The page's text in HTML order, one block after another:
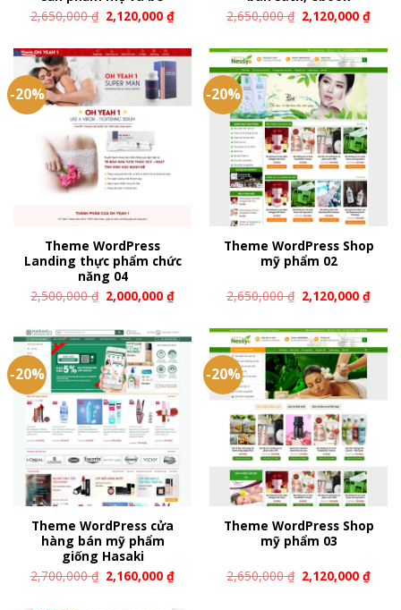
2,650,000₫ 2,120,000₫
2,650,000₫ 2,120,000₫
-20%
Theme WordPress
Landing thực phẩm chức
năng 04
2,500,000₫ 2,000,000₫
-20%
Theme WordPress Shop
mỹ phẩm 02
2,650,000₫ 2,120,000₫
-20%
Theme WordPress cửa
hàng bán mỹ phẩm
giống Hasaki
2,700,000₫ 2,160,000₫
-20%
Theme WordPress Shop
mỹ phẩm 03
2,650,000₫ 2,120,000₫